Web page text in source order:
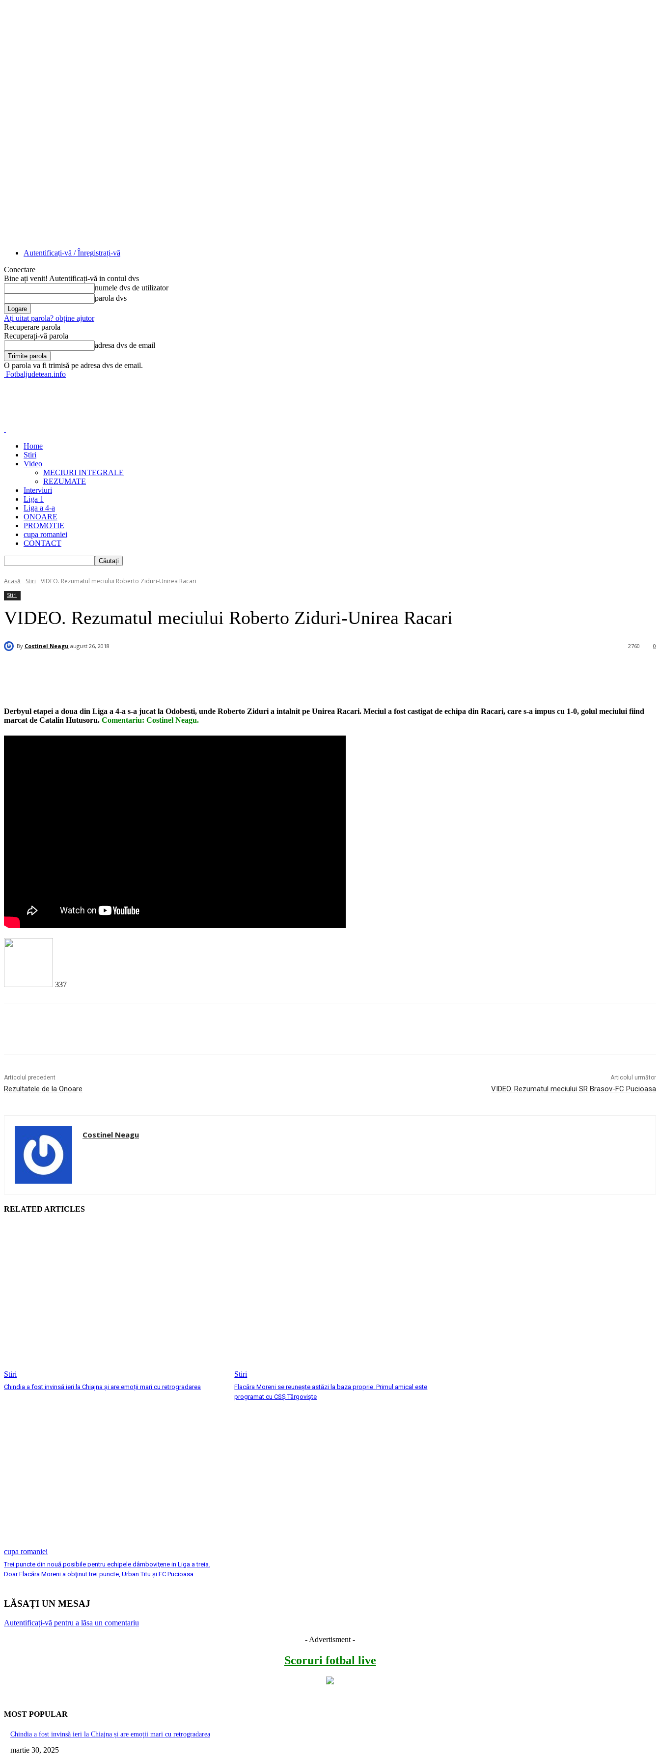
Autentificați-vă / Înregistrați-vă
Conectare
Bine ați venit! Autentificați-vă in contul dvs
numele dvs de utilizator
parola dvs
Ați uitat parola? obține ajutor
Recuperare parola
Recuperați-vă parola
adresa dvs de email
O parola va fi trimisă pe adresa dvs de email.
Fotbaljudetean.info
Home
Stiri
Video
MECIURI INTEGRALE
REZUMATE
Interviuri
Liga 1
Liga a 4-a
ONOARE
PROMOTIE
cupa romaniei
CONTACT
Acasă Stiri VIDEO. Rezumatul meciului Roberto Ziduri-Unirea Racari
Stiri
VIDEO. Rezumatul meciului Roberto Ziduri-Unirea Racari
By Costinel Neagu august 26, 2018 0
2760
Derbyul etapei a doua din Liga a 4-a s-a jucat la Odobesti, unde Roberto Ziduri a intalnit pe Unirea Racari. Meciul a fost castigat de echipa din Racari, care s-a impus cu 1-0, golul meciului fiind
marcat de Catalin Hutusoru. Comentariu: Costinel Neagu.
337
Articolul precedent
Rezultatele de la Onoare
Articolul următor
VIDEO. Rezumatul meciului SR Brasov-FC Pucioasa
Costinel Neagu
RELATED ARTICLES
Stiri
Chindia a fost invinsă ieri la Chiajna și are emoții mari cu retrogradarea
Stiri
Flacăra Moreni se reuneşte astăzi la baza proprie. Primul amical este
programat cu CSȘ Târgovişte
cupa romaniei
Trei puncte din nouă posibile pentru echipele dâmboviţene in Liga a treia.
Doar Flacăra Moreni a obţinut trei puncte, Urban Titu şi FC Pucioasa...
LĂSAȚI UN MESAJ
Autentificați-vă pentru a lăsa un comentariu
- Advertisment -
Scoruri fotbal live
MOST POPULAR
Chindia a fost invinsă ieri la Chiajna și are emoții mari cu retrogradarea
martie 30, 2025